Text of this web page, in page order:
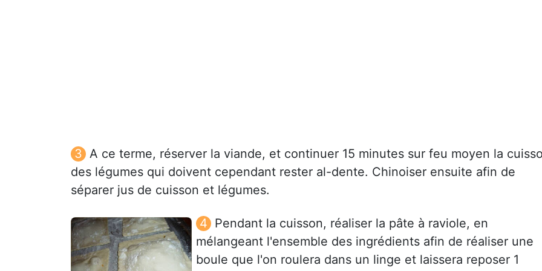
A ce terme, réserver la viande, et continuer 15 minutes sur feu moyen la
des légumes qui doivent cependant rester al-dente. Chinoiser ensuite afin de
séparer jus de cuisson et légumes.
Pendant la cuisson, réaliser la pâte à raviole, en
mélangeant l'ensemble des ingrédients afin de réaliser une
boule que l'on roulera dans un linge et laissera reposer 1